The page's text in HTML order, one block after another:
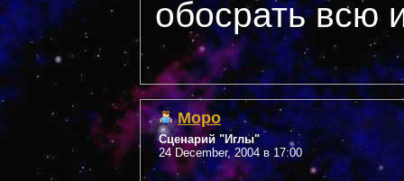
обосрать всю
Mopo
Сценарий "Иглы"
24 December, 2004 в 17:00